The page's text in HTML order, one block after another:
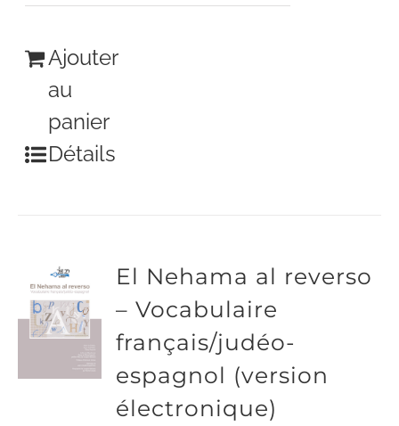
Ajouter
au
panier
Détails
El Nehama al reverso
– Vocabulaire
français/judéo-
espagnol (version
électronique)